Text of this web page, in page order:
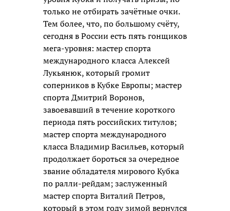
только не отбирать зачётные очки.
Тем более, что, по большому счёту,
сегодня в России есть пять гонщиков
мега-уровня: мастер спорта
международного класса Алексей
Лукьянюк, который громит
соперников в Кубке Европы; мастер
спорта Дмитрий Воронов,
завоевавший в течение короткого
периода пять российских титулов;
мастер спорта международного
класса Владимир Васильев, который
продолжает бороться за очередное
звание обладателя мирового Кубка
по ралли-рейдам; заслуженный
мастер спорта Виталий Петров,
который в этом году зимой вернулся